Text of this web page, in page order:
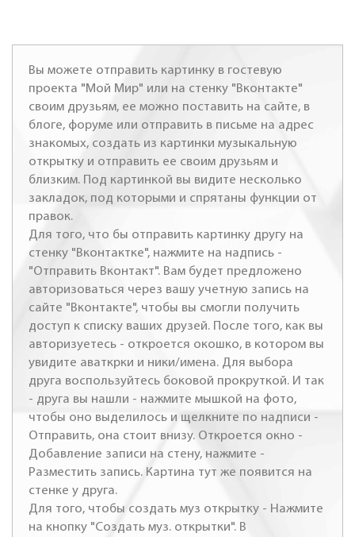
Вы можете отправить картинку в гостевую
проекта "Мой Мир" или на стенку "Вконтакте"
своим друзьям, ее можно поставить на сайте, в
блоге, форуме или отправить в письме на адрес
знакомых, создать из картинки музыкальную
открытку и отправить ее своим друзьям и
близким. Под картинкой вы видите несколько
закладок, под которыми и спрятаны функции от
правок.
Для того, что бы отправить картинку другу на
стенку "Вконтактке", нажмите на надпись -
"Отправить Вконтакт". Вам будет предложено
авторизоваться через вашу учетную запись на
сайте "Вконтакте", чтобы вы смогли получить
доступ к списку ваших друзей. После того, как вы
авторизуетесь - откроется окошко, в котором вы
увидите аваткрки и ники/имена. Для выбора
друга воспользуйтесь боковой прокруткой. И так
- друга вы нашли - нажмите мышкой на фото,
чтобы оно выделилось и щелкните по надписи -
Отправить, она стоит внизу. Откроется окно -
Добавление записи на стену, нажмите -
Разместить запись. Картина тут же появится на
стенке у друга.
Для того, чтобы создать муз открытку - Нажмите
на кнопку "Создать муз. открытки". В